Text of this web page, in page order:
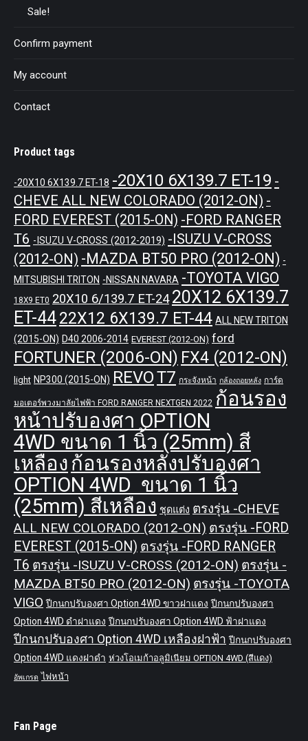
Sale!
Confirm payment
My account
Contact
Product tags
-20X10 6X139.7 ET-18 -20X10 6X139.7 ET-19 -
CHEVE ALL NEW COLORADO (2012-ON) -
FORD EVEREST (2015-ON) -FORD RANGER
T6 -ISUZU V-CROSS (2012-2019) -ISUZU V-CROSS
(2012-ON) -MAZDA BT50 PRO (2012-ON) -
MITSUBISHI TRITON -NISSAN NAVARA -TOYOTA VIGO
18X9 ET0 20X10 6/139.7 ET-24 20X12 6X139.7
ET-4422X12 6X139.7 ET-44 ALL NEW TRITON
(2015-ON) D40 2006-2014 EVEREST (2012-ON) ford
FORTUNER (2006-ON) FX4 (2012-ON)
light NP300 (2015-ON) REVOT7 กระจังหน้า กล้องถอยหลัง การ์ด
มอเตอร์พวงมาลัยไฟฟ้า FORD RANGER NEXTGEN 2022 ก้อนรอง
หน้าปรับองศา OPTION
4WD ขนาด 1 นิ้ว (25mm) สี
เหลือง ก้อนรองหลังปรับองศา
OPTION 4WD ขนาด 1 นิ้ว
(25mm) สีเหลือง ชุดแต่ง ตรงรุ่น -CHEVE
ALL NEW COLORADO (2012-ON) ตรงรุ่น -FORD
EVEREST (2015-ON) ตรงรุ่น -FORD RANGER
T6 ตรงรุ่น -ISUZU V-CROSS (2012-ON) ตรงรุ่น -
MAZDA BT50 PRO (2012-ON) ตรงรุ่น -TOYOTA
VIGO ปีกนกปรับองศา Option 4WD ขาวฝาแดง ปีกนกปรับองศา
Option 4WD ดำฝาแดง ปีกนกปรับองศา Option 4WD ฟ้าฝาแดง
ปีกนกปรับองศา Option 4WD เหลืองฝาฟ้า ปีกนกปรับองศา
Option 4WD แดงฝาดำ ห่วงโอเมก้าอลูมิเนียม OPTION 4WD (สีแดง)
อัพเกรด ไฟหน้า
Fan Page